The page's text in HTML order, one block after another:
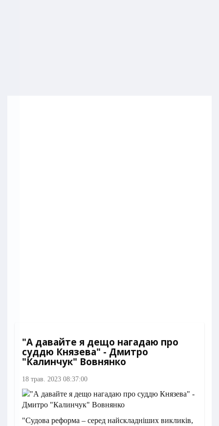
"А давайте я дещо нагадаю про
суддю Князева" - Дмитро
"Калинчук" Вовнянко
18 трав. 2023 08:37:00
"Судова реформа – серед найскладніших викликів,